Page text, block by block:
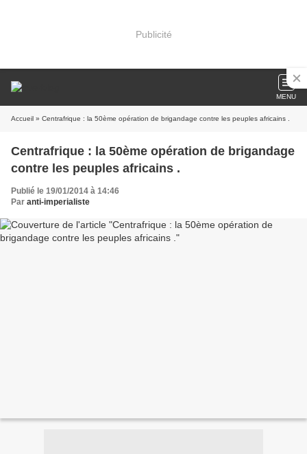
Publicité
MENU
Accueil » Centrafrique : la 50ème opération de brigandage contre les peuples africains .
Centrafrique : la 50ème opération de brigandage
contre les peuples africains .
Publié le 19/01/2014 à 14:46
Par anti-imperialiste